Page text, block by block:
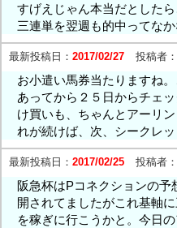
すげえじゃん本当だとしたら
三連単を翌週も的中ってな
最新投稿日： 2017/02/27 投稿者：
お小遣い馬券当たりますね
あってから２５日からチェ
け買いも、ちゃんとアーリ
れが続けば、次、シークレ
最新投稿日： 2017/02/25 投稿者：
阪急杯はPコネクションの
開されてましたがこれ基軸
を稼ぎに行こうかと。今日